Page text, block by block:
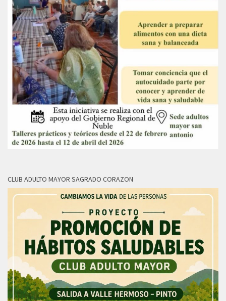
CLUB ADULTO MAYOR SAGRADO CORAZON